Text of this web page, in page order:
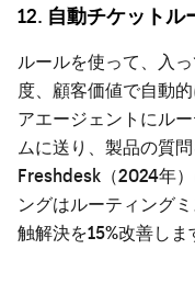
12. 自動チケット
ルールを使って、入
度、顧客価値で自動
アエージェントにル
ムに送り、製品の質
Freshdesk（2024年
ングはルーティング
触解決を15%改善しま